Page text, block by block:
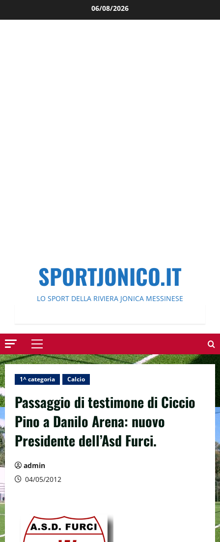
al
06/08/2026
SPORTJONICO.IT
LO SPORT DELLA RIVIERA JONICA MESSINESE
Menu
principale
1^ categoria Calcio
Passaggio di testimone di Ciccio
Pino a Danilo Arena: nuovo
Presidente dell’Asd Furci.
admin
04/05/2012